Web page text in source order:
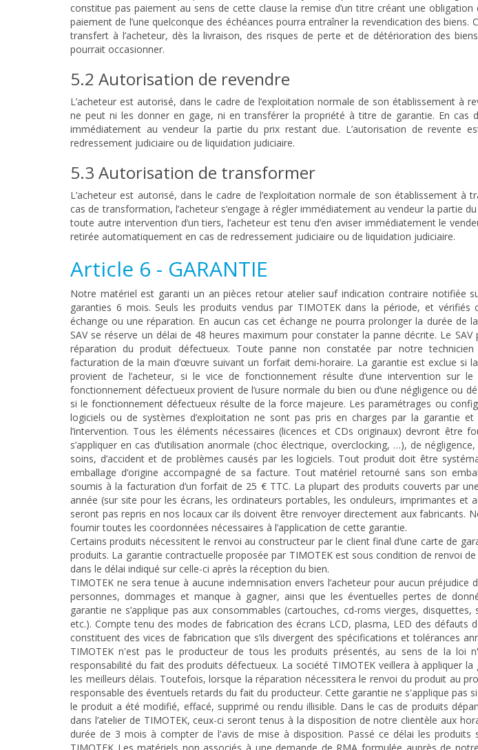
constitue pas paiement au sens de cette clause la remise d’un titre créant une
paiement de l’une quelconque des échéances pourra entraîner la revendication des biens.
transfert à l’acheteur, dès la livraison, des risques de perte et de détérioration des
pourrait occasionner.
5.2 Autorisation de revendre
L’acheteur est autorisé, dans le cadre de l’exploitation normale de son établissement à
ne peut ni les donner en gage, ni en transférer la propriété à titre de garantie. En cas
immédiatement au vendeur la partie du prix restant due. L’autorisation de revente
redressement judiciaire ou de liquidation judiciaire.
5.3 Autorisation de transformer
L’acheteur est autorisé, dans le cadre de l’exploitation normale de son établissement à
cas de transformation, l’acheteur s’engage à régler immédiatement au vendeur la partie
toute autre intervention d’un tiers, l’acheteur est tenu d’en aviser immédiatement le
retirée automatiquement en cas de redressement judiciaire ou de liquidation judiciaire.
Article 6 - GARANTIE
Notre matériel est garanti un an pièces retour atelier sauf indication contraire notifiée
garanties 6 mois. Seuls les produits vendus par TIMOTEK dans la période, et
échange ou une réparation. En aucun cas cet échange ne pourra prolonger la durée de
SAV se réserve un délai de 48 heures maximum pour constater la panne décrite. Le
réparation du produit défectueux. Toute panne non constatée par notre
facturation de la main d’œuvre suivant un forfait demi-horaire. La garantie est exclue si
provient de l’acheteur, si le vice de fonctionnement résulte d’une intervention sur
fonctionnement défectueux provient de l’usure normale du bien ou d’une négligence ou
si le fonctionnement défectueux résulte de la force majeure. Les paramétrages ou
logiciels ou de systèmes d’exploitation ne sont pas pris en charges par la garantie
l’intervention. Tous les éléments nécessaires (licences et CDs originaux) devront être
s’appliquer en cas d’utilisation anormale (choc électrique, overclocking, …), de
soins, d’accident et de problèmes causés par les logiciels. Tout produit doit être
emballage d’origine accompagné de sa facture. Tout matériel retourné sans son
soumis à la facturation d’un forfait de 25 € TTC. La plupart des produits couverts par
année (sur site pour les écrans, les ordinateurs portables, les onduleurs, imprimantes et
seront pas repris en nos locaux car ils doivent être renvoyer directement aux fabricants.
fournir toutes les coordonnées nécessaires à l’application de cette garantie.
Certains produits nécessitent le renvoi au constructeur par le client final d’une carte de
produits. La garantie contractuelle proposée par TIMOTEK est sous condition de renvoi
dans le délai indiqué sur celle-ci après la réception du bien.
TIMOTEK ne sera tenue à aucune indemnisation envers l’acheteur pour aucun préjudice
personnes, dommages et manque à gagner, ainsi que les éventuelles pertes de
garantie ne s’applique pas aux consommables (cartouches, cd-roms vierges,
etc.). Compte tenu des modes de fabrication des écrans LCD, plasma, LED des défauts
constituent des vices de fabrication que s’ils divergent des spécifications et tolérances
TIMOTEK n'est pas le producteur de tous les produits présentés, au sens de la loi
responsabilité du fait des produits défectueux. La société TIMOTEK veillera à appliquer
les meilleurs délais. Toutefois, lorsque la réparation nécessitera le renvoi du produit au
responsable des éventuels retards du fait du producteur. Cette garantie ne s'applique pas
le produit a été modifié, effacé, supprimé ou rendu illisible. Dans le cas de produits
dans l’atelier de TIMOTEK, ceux-ci seront tenus à la disposition de notre clientèle aux
durée de 3 mois à compter de l'avis de mise à disposition. Passé ce délai les